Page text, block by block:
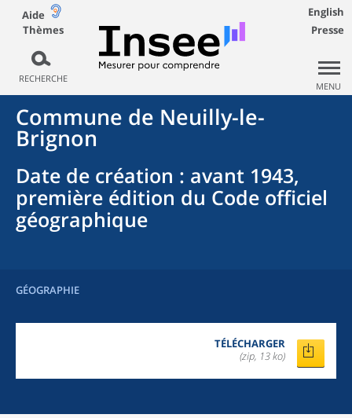
Aide
Thèmes
RECHERCHE
English
Presse
MENU
Commune de Neuilly-le-
Brignon
Date de création : avant 1943,
première édition du Code officiel
géographique
GÉOGRAPHIE
TÉLÉCHARGER
(zip, 13 ko)